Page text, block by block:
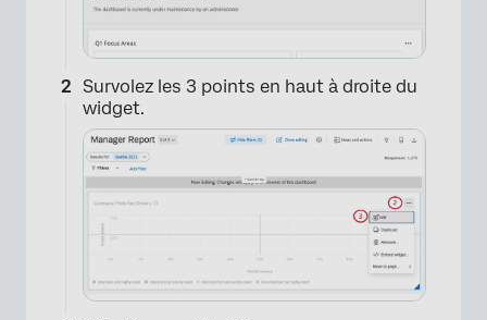
Survolez les 3 points en haut à droite du
widget.